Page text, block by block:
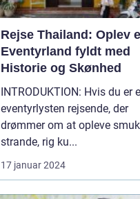
Rejse Thailand: Oplev
Eventyrland fyldt med
Historie og Skønhed
INTRODUKTION: Hvis du er en
eventyrlysten rejsende, der
drømmer om at opleve
strande, rig ku...
17 januar 2024